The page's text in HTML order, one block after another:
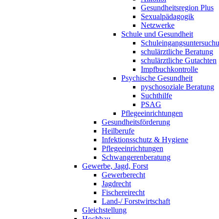
Gesundheitsregion Plus
Sexualpädagogik
Netzwerke
Schule und Gesundheit
schulärztliche Beratung
schulärztliche Gutachten
Impfbuchkontrolle
Psychische Gesundheit
pyschosoziale Beratung
Suchthilfe
PSAG
Pflegeeinrichtungen
Gesundheitsförderung
Heilberufe
Infektionsschutz & Hygiene
Pflegeeinrichtungen
Schwangerenberatung
Gewerbe, Jagd, Forst
Gewerberecht
Jagdrecht
Fischereirecht
Land-/ Forstwirtschaft
Gleichstellung